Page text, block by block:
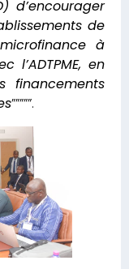
d’encourager
de
à
l’ADTPME, en
financements
”””””.